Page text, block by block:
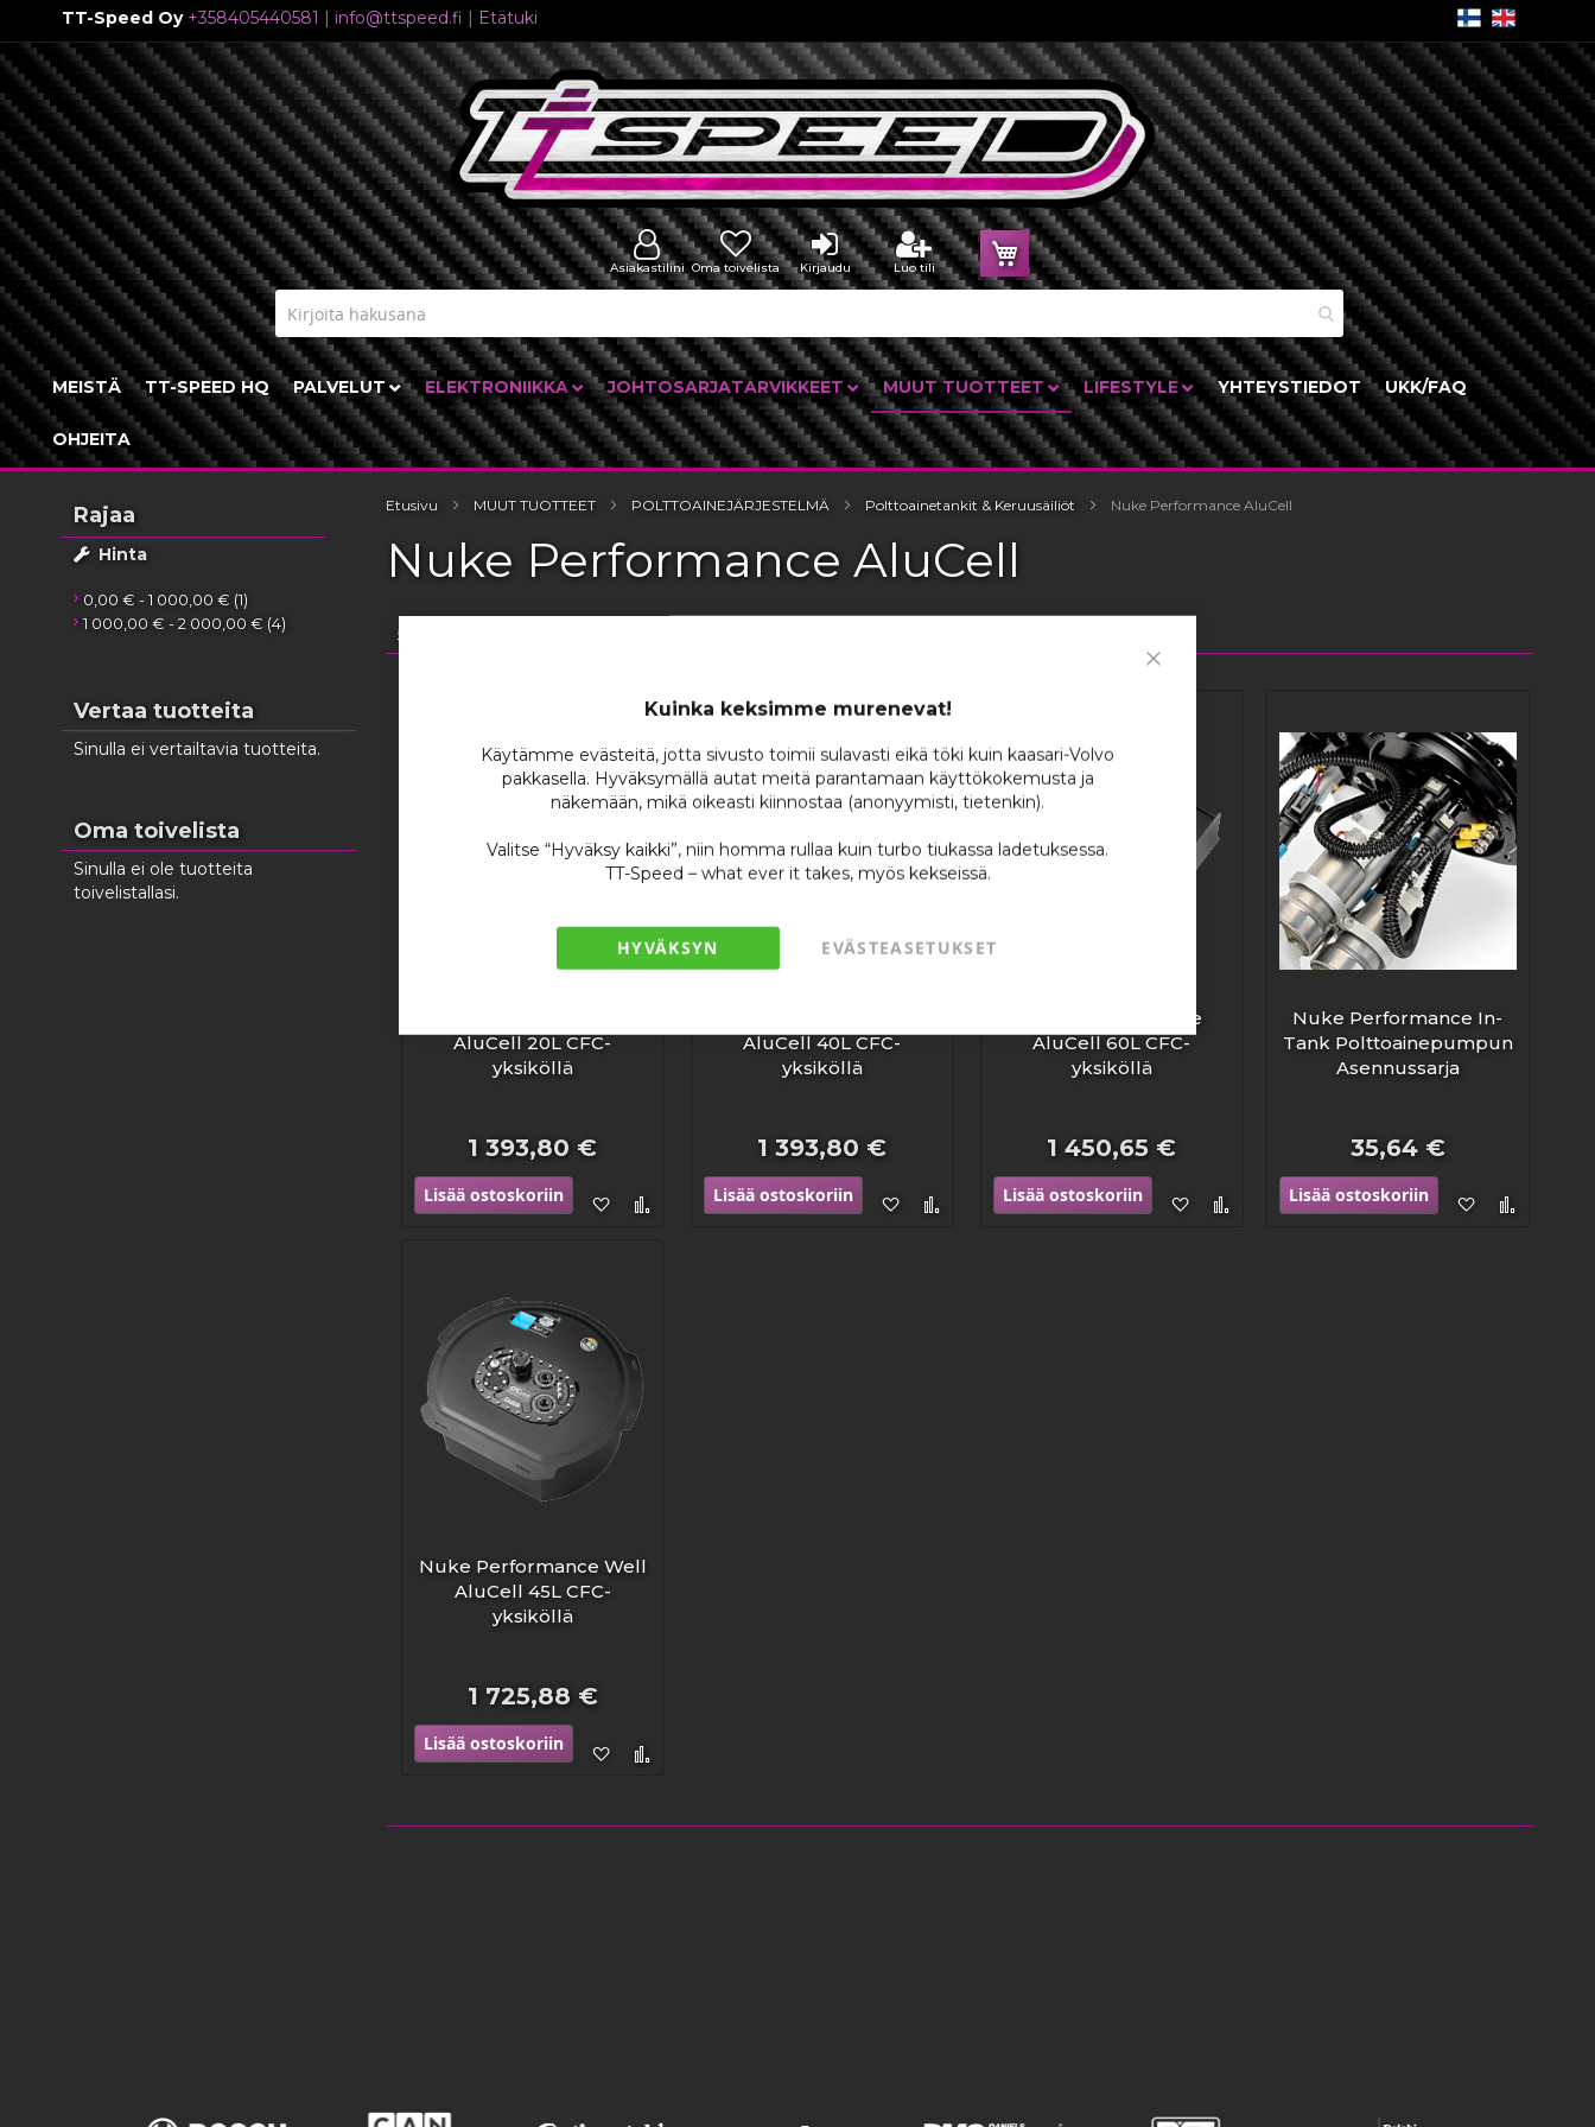
Kuinka keksimme murenevat!
Käytämme evästeitä, jotta sivusto toimii sulavasti eikä töki kuin kaasari-Volvo
pakkasella. Hyväksymällä autat meitä parantamaan käyttökokemusta ja
näkemään, mikä oikeasti kiinnostaa (anonyymisti, tietenkin).
Valitse “Hyväksy kaikki”, niin homma rullaa kuin turbo tiukassa ladetuksessa.
TT-Speed – what ever it takes, myös kekseissä.
HYVÄKSYN EVÄSTEASETUKSET
TT-Speed Oy +358405440581 | info@ttspeed.fi | Etätuki
Skip
to
Content
Ostoskori
Asiakastilini Oma toivelista Kirjaudu Luo tili
MEISTÄ TT-SPEED HQ PALVELUT ELEKTRONIIKKA JOHTOSARJATARVIKKEET MUUT TUOTTEET LIFESTYLE YHTEYSTIEDOT UKK/FAQ
OHJEITA
Etusivu MUUT TUOTTEET POLTTOAINEJÄRJESTELMÄ Polttoainetankit & Keruusäiliöt Nuke Performance AluCell
Nuke Performance AluCell
5
AluCell 20L CFC-
yksiköllä
1 393,80 €
Lisää ostoskoriin
Lisää
AluCell 40L CFC-
yksiköllä
1 393,80 €
Lisää ostoskoriin
Lisää
Nuke Performance
AluCell 60L CFC-
yksiköllä
1 450,65 €
Lisää ostoskoriin
Lisää
Nuke Performance In-
Tank Polttoainepumpun
Asennussarja
35,64 €
Lisää ostoskoriin
Lisää
Nuke Performance Well
AluCell 45L CFC-
yksiköllä
1 725,88 €
Lisää ostoskoriin
Lisää
Rajaa
Hinta
0,00 € -1 000,00 € 1tuote
1 000,00 € -2 000,00 € 4tuotteet
Vertaa tuotteita
Sinulla ei vertailtavia tuotteita.
Oma toivelista
Sinulla ei ole tuotteita
toivelistallasi.